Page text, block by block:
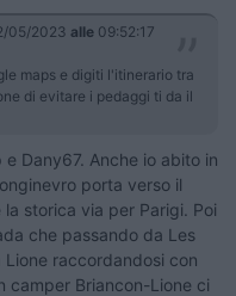
05/2023 alle 09:52:17
maps e digiti l'itinerario tra
di evitare i pedaggi ti da il
Dany67. Anche io abito in
porta verso il
storica via per Parigi. Poi
che passando da Les
raccordandosi con
camper Briancon-Lione ci